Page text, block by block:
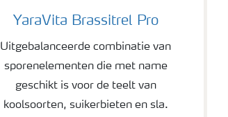
YaraVita Brassitrel Pro
Uitgebalanceerde combinatie van
sporenelementen die met name
geschikt is voor de teelt van
koolsoorten, suikerbieten en sla.